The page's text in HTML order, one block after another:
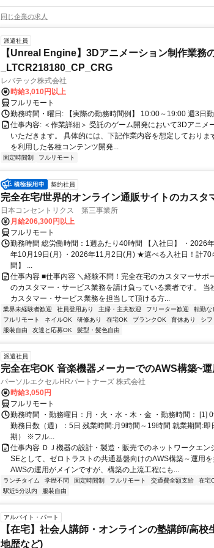
同じ企業の求人
派遣社員
【Unreal Engine】3Dアニメーション制作業務
_LTCR218180_CP_CRG
レバテック株式会社
時給3,010円以上
フルリモート
勤務時間・曜日: 【実際の勤務時間例】 10:00～19:00 週3日
仕事内容: ＜作業詳細＞ 受託のゲーム開発において3Dアニメ
いただきます。 具体的には、下記作業内容を想定しており
を利用した各種コンテンツ開発...
固定時間制 フルリモート
契約社員
完全在宅/世界的オンライン通販サイトのカスタ
日本コンセントリクス 第三事業所
月給206,300円以上
フルリモート
勤務時間 総労働時間：1週あたり40時間 【入社日】 ・2026
年10月19日(月) ・2026年11月2日(月) ★選べる入社日！計70
間】 ...
仕事内容 ■仕事内容 ＼経験不問！完全在宅のカスタマーサポ
のカスタマー・サービス業務を請け負っている業者です。 当
カスタマー・サービス業務を担当して頂ける方...
業界未経験者歓迎 社員登用あり 主婦・主夫歓迎 フリーター歓迎 転勤な
フルリモート
ネイルOK 研修あり 在宅OK ブランクOK 育休あり シフ
服装自由
友達と応募OK 髪型・髪色自由
派遣社員
完全在宅OK 音楽機器メーカーでのAWS構築~
パーソルエクセルHRパートナーズ 株式会社
時給3,050円
フルリモート
勤務時間 ・勤務曜日：月・火・水・木・金 ・勤務時間： [1]
勤務日数（週）：5日 残業時間:月9時間～19時間 就業期間:
期） ※フル...
仕事内容 ＤＪ機器の設計・製造・販売でのネットワークエン
SEとして、ゼロトラストの共通基盤向けのAWS構築～運用
AWSの運用がメインですが、構築の上流工程にも...
ランチタイム 学歴不問 固定時間制 フルリモート 交通費全額支給 在宅
駅近5分以内
服装自由
アルバイト・パート
【在宅】社会人講師・オンラインの塾講師/高
地歴など)